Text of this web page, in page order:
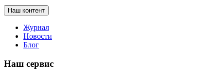
Наш контент
Журнал
Новости
Блог
Наш сервис